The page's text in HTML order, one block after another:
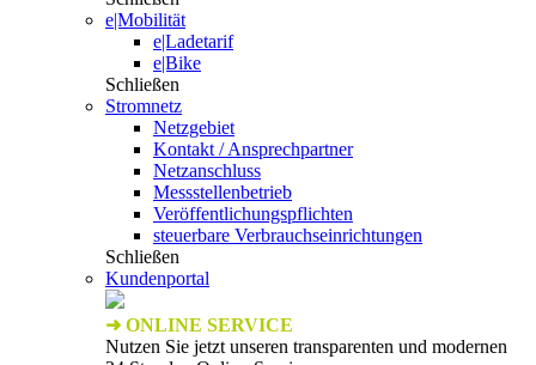
e|Mobilität
e|Ladetarif
e|Bike
Schließen
Stromnetz
Netzgebiet
Kontakt / Ansprechpartner
Netzanschluss
Messstellenbetrieb
Veröffentlichungspflichten
steuerbare Verbrauchseinrichtungen
Schließen
Kundenportal
➜ ONLINE SERVICE
Nutzen Sie jetzt unseren transparenten und modernen